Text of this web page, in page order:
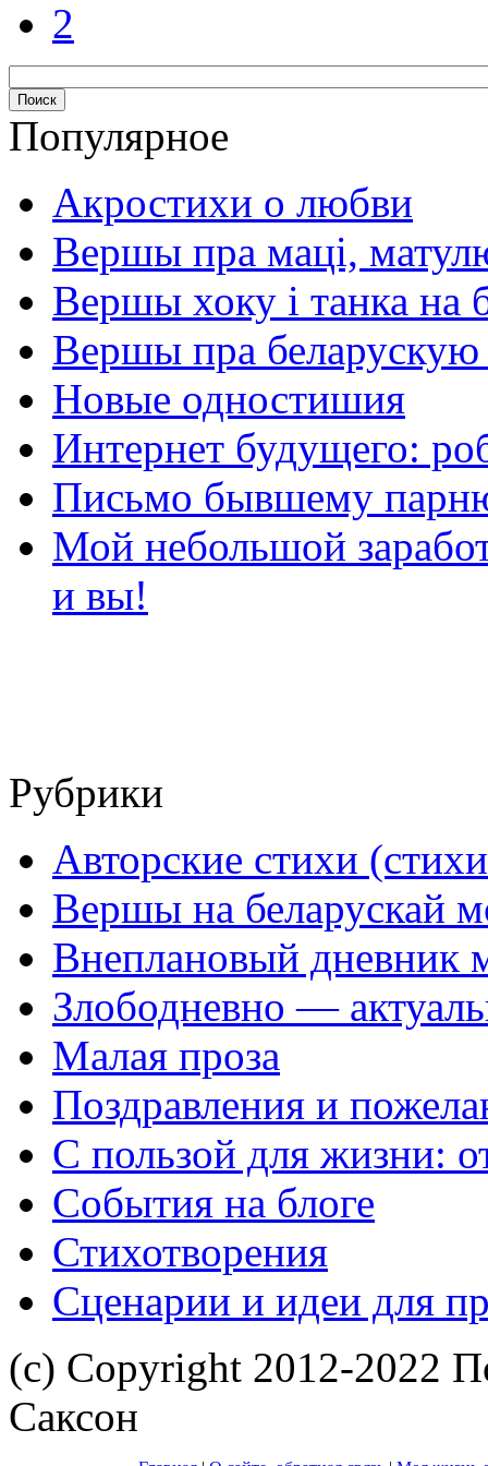
2
Популярное
Акростихи о любви
Вершы пра маці,
Вершы хоку і танка на
Вершы пра
Новые одностишия
Интернет будущего:
Письмо бывшему
Мой небольшой
и вы!
Рубрики
Авторские стихи
Вершы на беларускай
Внеплановый дневник
Злободневно —
Малая проза
Поздравления и
С пользой для жизни:
События на блоге
Стихотворения
Сценарии и идеи для
(с) Copyright 2012-2022
Саксон